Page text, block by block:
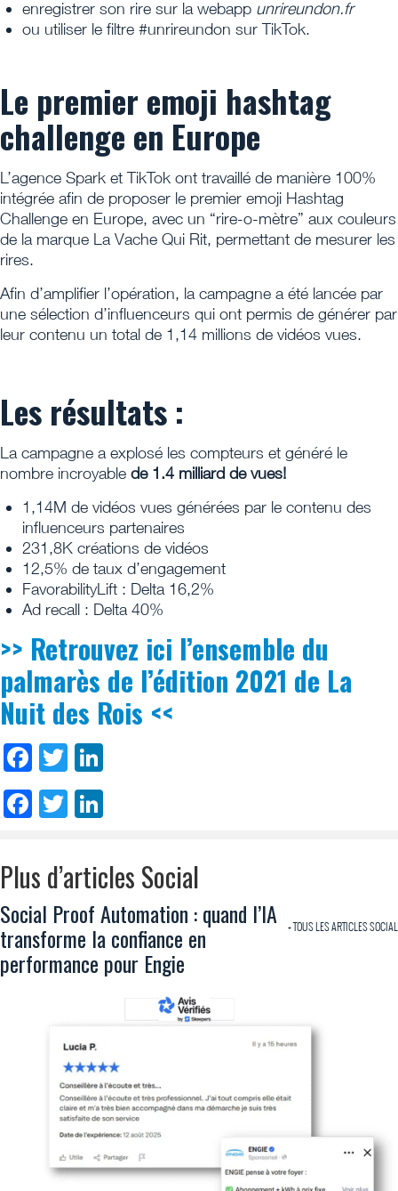
enregistrer son rire sur la webapp unrireundon.fr
ou utiliser le filtre #unrireundon sur TikTok.
Le premier emoji hashtag
challenge en Europe
L’agence Spark et TikTok ont travaillé de manière 100%
intégrée afin de proposer le premier emoji Hashtag
Challenge en Europe, avec un “rire-o-mètre” aux couleurs
de la marque La Vache Qui Rit, permettant de mesurer les
rires.
Afin d’amplifier l’opération, la campagne a été lancée par
une sélection d’influenceurs qui ont permis de générer par
leur contenu un total de 1,14 millions de vidéos vues.
Les résultats :
La campagne a explosé les compteurs et généré le
nombre incroyable de 1.4 milliard de vues!
1,14M de vidéos vues générées par le contenu des
influenceurs partenaires
231,8K créations de vidéos
12,5% de taux d’engagement
FavorabilityLift : Delta 16,2%
Ad recall : Delta 40%
>> Retrouvez ici l’ensemble du
palmarès de l’édition 2021 de La
Nuit des Rois <<
Facebook
Twitter
Facebook
Twitter
Plus d’articles Social
+ TOUS LES ARTICLES SOCIAL
Social Proof Automation : quand l’IA
transforme la confiance en
performance pour Engie